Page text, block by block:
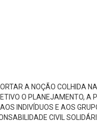
A NOÇÃO COLHIDA
O PLANEJAMENTO, A
INDIVÍDUOS E AOS
CIVIL